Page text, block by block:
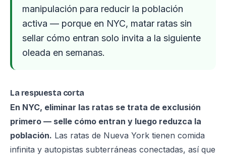
manipulación para reducir la población
activa — porque en NYC, matar ratas sin
sellar cómo entran solo invita a la siguiente
oleada en semanas.
La respuesta corta
En NYC, eliminar las ratas se trata de exclusión
primero — selle cómo entran y luego reduzca la
población. Las ratas de Nueva York tienen comida
infinita y autopistas subterráneas conectadas, así que